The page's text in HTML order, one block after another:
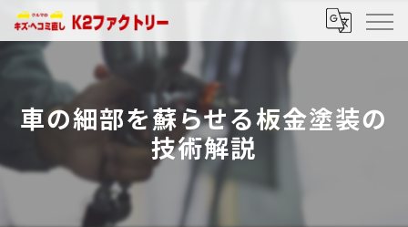
車の細部を蘇らせる板金塗装の
技術解説